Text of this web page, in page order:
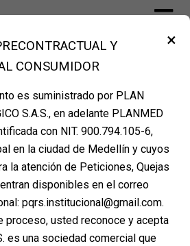
Plástica Medellín
×
Y
CONSUMIDOR
es suministrado por PLAN
S.A.S., en adelante PLANMED
con NIT. 900.794.105-6,
en la ciudad de Medellín y cuyos
la atención de Peticiones, Quejas
disponibles en el correo
pqrs.institucional@gmail.com.
proceso, usted reconoce y acepta
es una sociedad comercial que